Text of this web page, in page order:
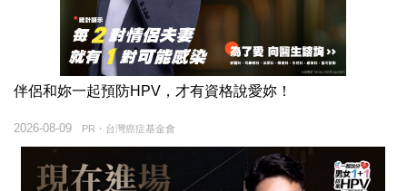
伴侶和妳一起預防HPV，才有資格說愛妳！
PR・台灣癌症基金會
2026-08-09